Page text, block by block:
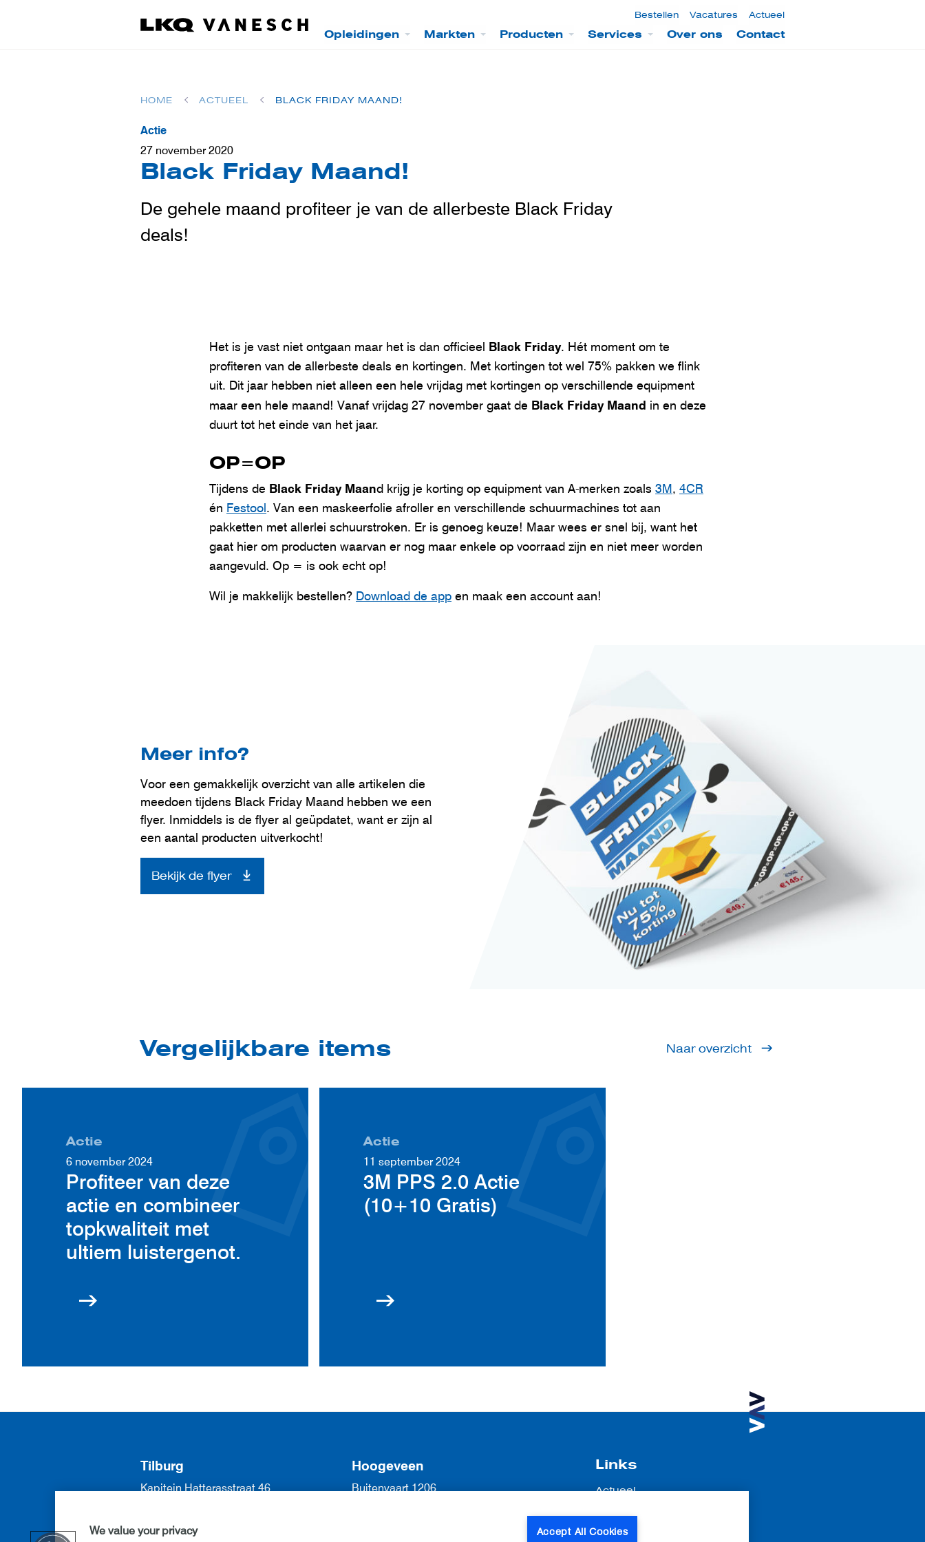
Bestellen Vacatures Actueel
Opleidingen Markten Producten Services Over ons Contact
HOME ACTUEEL BLACK FRIDAY MAAND!
Actie
27 november 2020
Black Friday Maand!
De gehele maand profiteer je van de allerbeste Black Friday
deals!
Het is je vast niet ontgaan maar het is dan officieel Black Friday. Hét moment om te
profiteren van de allerbeste deals en kortingen. Met kortingen tot wel 75% pakken we flink
uit. Dit jaar hebben niet alleen een hele vrijdag met kortingen op verschillende equipment
maar een hele maand! Vanaf vrijdag 27 november gaat de Black Friday Maand in en deze
duurt tot het einde van het jaar.
OP=OP
Tijdens de Black Friday Maand krijg je korting op equipment van A-merken zoals 3M, 4CR
én Festool. Van een maskeerfolie afroller en verschillende schuurmachines tot aan
pakketten met allerlei schuurstroken. Er is genoeg keuze! Maar wees er snel bij, want het
gaat hier om producten waarvan er nog maar enkele op voorraad zijn en niet meer worden
aangevuld. Op = is ook echt op!
Wil je makkelijk bestellen? Download de app en maak een account aan!
Meer info?
Voor een gemakkelijk overzicht van alle artikelen die
meedoen tijdens Black Friday Maand hebben we een
flyer. Inmiddels is de flyer al geüpdatet, want er zijn al
een aantal producten uitverkocht!
Bekijk de flyer
Vergelijkbare items Naar overzicht
Actie
6 november 2024
Profiteer van deze
actie en combineer
topkwaliteit met
ultiem luistergenot.
Actie
11 september 2024
3M PPS 2.0 Actie
(10+10 Gratis)
Tilburg
Kapitein Hatterasstraat 46
013 571 57 70
Hoogeveen
Buitenvaart 1206
Links
Actueel
Over ons
Contact
We value your privacy Accept All Cookies